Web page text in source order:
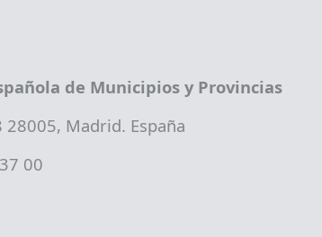
de Municipios y Provincias
28005, Madrid. España
00